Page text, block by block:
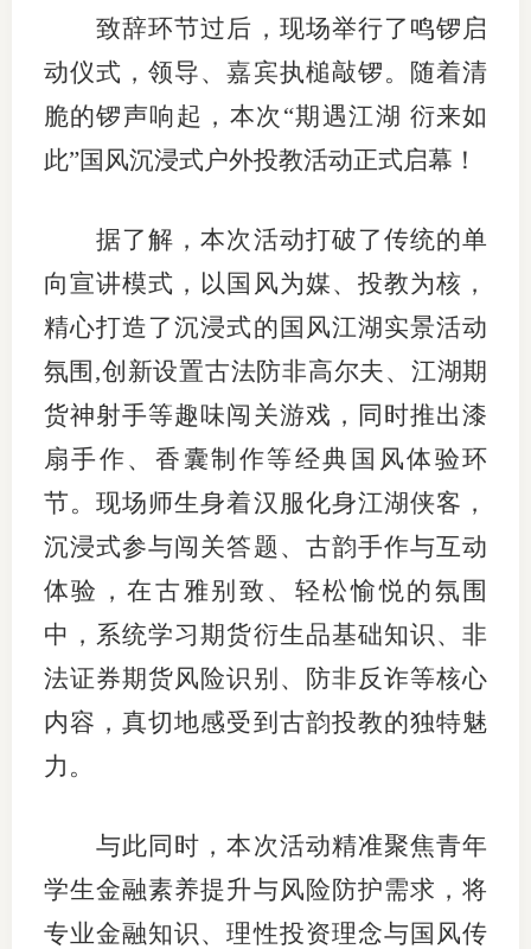
行业党
普法宣
境内外
会议交
国际交
图片新
媒体看
协会介
致辞环节过后，现场举行了鸣锣启
动仪式，领导、嘉宾执槌敲锣。随着清
脆的锣声响起，本次“期遇江湖 衍来如
此”国风沉浸式户外投教活动正式启幕！
据了解，本次活动打破了传统的单
向宣讲模式，以国风为媒、投教为核，
精心打造了沉浸式的国风江湖实景活动
氛围,创新设置古法防非高尔夫、江湖期
货神射手等趣味闯关游戏，同时推出漆
扇手作、香囊制作等经典国风体验环
节。现场师生身着汉服化身江湖侠客，
沉浸式参与闯关答题、古韵手作与互动
体验，在古雅别致、轻松愉悦的氛围
中，系统学习期货衍生品基础知识、非
法证券期货风险识别、防非反诈等核心
内容，真切地感受到古韵投教的独特魅
力。
与此同时，本次活动精准聚焦青年
学生金融素养提升与风险防护需求，将
专业金融知识、理性投资理念与国风传